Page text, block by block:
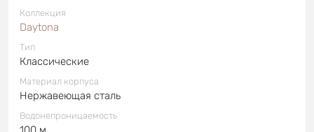
Коллекция
Daytona
Тип
Классические
Материал корпуса
Нержавеющая сталь
Водонепроницаемость